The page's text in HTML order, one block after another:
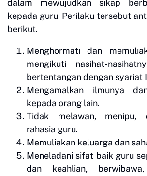
dalam mewujudkan sikap
kepada guru. Perilaku tersebut
berikut.
Menghormati dan
mengikuti nasihat-
bertentangan dengan syariat
Mengamalkan ilmunya
kepada orang lain.
Tidak melawan, menipu,
rahasia guru.
Memuliakan keluarga dan
Meneladani sifat baik guru
dan keahlian,